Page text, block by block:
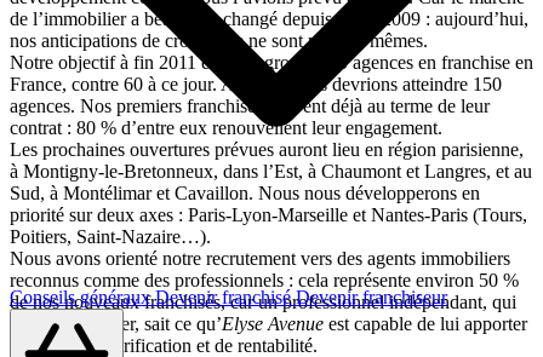
Conseils générauxDevenir franchiséDevenir franchiseur
de l’immobilier a beaucoup changé depuis 2008-2009 : aujourd’hui,
nos anticipations de croissance ne sont plus les mêmes.
Notre objectif à fin 2011 est de regrouper 80 agences en franchise en
France, contre 60 à ce jour. A terme, nous devrions atteindre 150
agences. Nos premiers franchisés arrivent déjà au terme de leur
contrat : 80 % d’entre eux renouvellent leur engagement.
Les prochaines ouvertures prévues auront lieu en région parisienne,
à Montigny-le-Bretonneux, dans l’Est, à Chaumont et Langres, et au
Sud, à Montélimar et Cavaillon. Nous nous développerons en
priorité sur deux axes : Paris-Lyon-Marseille et Nantes-Paris (Tours,
Poitiers, Saint-Nazaire…).
Nous avons orienté notre recrutement vers des agents immobiliers
reconnus comme des professionnels : cela représente environ 50 %
de nos nouveaux franchisés, car un professionnel indépendant, qui
connaît le métier, sait ce qu’Elyse Avenue est capable de lui apporter
en termes de tarification et de rentabilité.